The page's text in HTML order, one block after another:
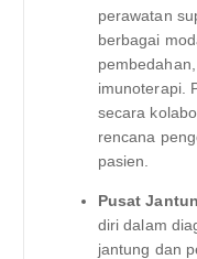
perawatan
berbagai
imunoterapi.
secara
rencana
pasien.
Pusat
diri dalam
jantung dan